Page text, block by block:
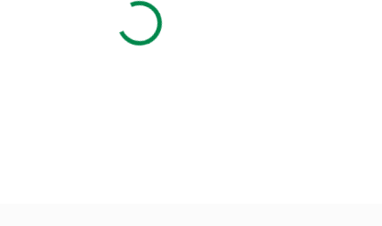
Je vhodný na všetky typy pleti, aj na